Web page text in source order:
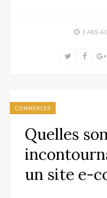
3 ANS
Twitter
COMMERCES
Quelles
un site e-